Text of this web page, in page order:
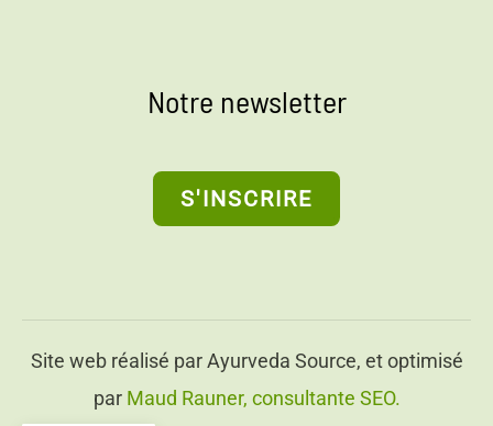
Notre newsletter
S'INSCRIRE
Site web réalisé par Ayurveda Source, et optimisé
par Maud Rauner, consultante SEO.